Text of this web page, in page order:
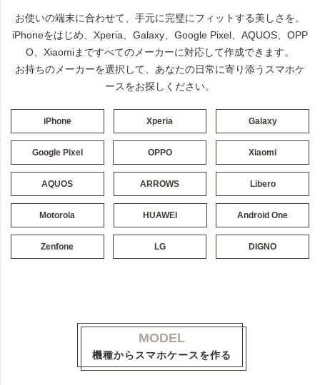
お使いの端末に合わせて、手元に完璧にフィットする美しさを。
iPhoneをはじめ、Xperia、Galaxy、Google Pixel、AQUOS、OPP
O、Xiaomiまですべてのメーカーに対応して作成できます。
お持ちのメーカーを選択して、あなたの日常に寄り添うスマホケ
ースをお探しください。
iPhone Xperia Galaxy
Google Pixel OPPO Xiaomi
AQUOS ARROWS Libero
Motorola HUAWEI Android One
Zenfone LG DIGNO
MODEL
機種からスマホケースを作る